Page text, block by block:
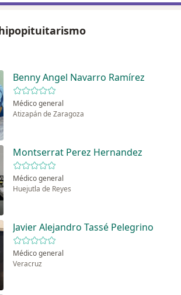
Benny Angel Navarro Ramírez
Médico general
Atizapán de Zaragoza
Montserrat Perez Hernandez
Médico general
Huejutla de Reyes
Javier Alejandro Tassé Pelegrino
Médico general
Veracruz